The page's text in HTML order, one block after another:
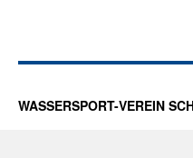
WASSERSPORT-VEREIN